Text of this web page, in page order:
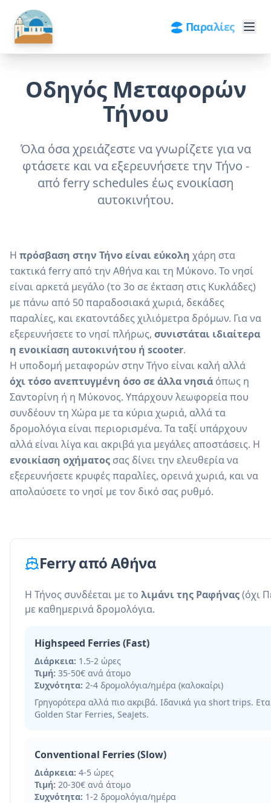
🏖️ Παραλίες
Οδηγός Μεταφορών
Τήνου
Όλα όσα χρειάζεστε να γνωρίζετε για να
φτάσετε και να εξερευνήσετε την Τήνο -
από ferry schedules έως ενοικίαση
αυτοκινήτου.
Η πρόσβαση στην Τήνο είναι εύκολη χάρη στα
τακτικά ferry από την Αθήνα και τη Μύκονο. Το νησί
είναι αρκετά μεγάλο (το 3ο σε έκταση στις Κυκλάδες)
με πάνω από 50 παραδοσιακά χωριά, δεκάδες
παραλίες, και εκατοντάδες χιλιόμετρα δρόμων. Για να
εξερευνήσετε το νησί πλήρως, συνιστάται ιδιαίτερα
η ενοικίαση αυτοκινήτου ή scooter.
Η υποδομή μεταφορών στην Τήνο είναι καλή αλλά
όχι τόσο ανεπτυγμένη όσο σε άλλα νησιά όπως η
Σαντορίνη ή η Μύκονος. Υπάρχουν λεωφορεία που
συνδέουν τη Χώρα με τα κύρια χωριά, αλλά τα
δρομολόγια είναι περιορισμένα. Τα ταξί υπάρχουν
αλλά είναι λίγα και ακριβά για μεγάλες αποστάσεις. Η
ενοικίαση οχήματος σας δίνει την ελευθερία να
εξερευνήσετε κρυφές παραλίες, ορεινά χωριά, και να
απολαύσετε το νησί με τον δικό σας ρυθμό.
Ferry από Αθήνα
Η Τήνος συνδέεται με το λιμάνι της Ραφήνας(όχι
με καθημερινά δρομολόγια.
Highspeed Ferries (Fast)
Διάρκεια: 1.5-2 ώρες
Τιμή: 35-50€ ανά άτομο
Συχνότητα: 2-4 δρομολόγια/ημέρα (καλοκαίρι)
Γρηγορότερα αλλά πιο ακριβά. Ιδανικά για short trips.
Golden Star Ferries, SeaJets.
Conventional Ferries (Slow)
Διάρκεια: 4-5 ώρες
Τιμή: 20-30€ ανά άτομο
Συχνότητα: 1-2 δρομολόγια/ημέρα